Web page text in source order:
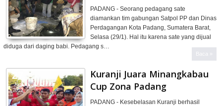
PADANG - Seorang pedagang sate
d‎iamankan tim gabungan Satpol PP dan Dinas
Perdagangan Kota Padang, Sumatera Barat,
Selasa (29/1). Hal itu karena sate yang dijual
diduga dari daging babi. Pedagang s…
Baca »
Kuranji Juara Minangkabau
Cup Zona Padang
PADANG - Kesebelasan Kuranji berhasil
27
Jan
2019